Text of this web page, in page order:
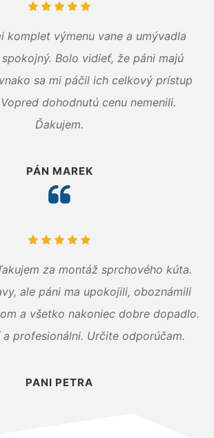
komplet výmenu vane a umývadla
Bolo vidieť, že páni majú
sa mi páčil ich celkový prístup
dohodnutú cenu nemenili.
Ďakujem.
PÁN MAREK
za montáž sprchového kúta.
ale páni ma upokojili, oboznámili
a všetko nakoniec dobre dopadlo.
a profesionálni. Určite odporúčam.
PANI PETRA